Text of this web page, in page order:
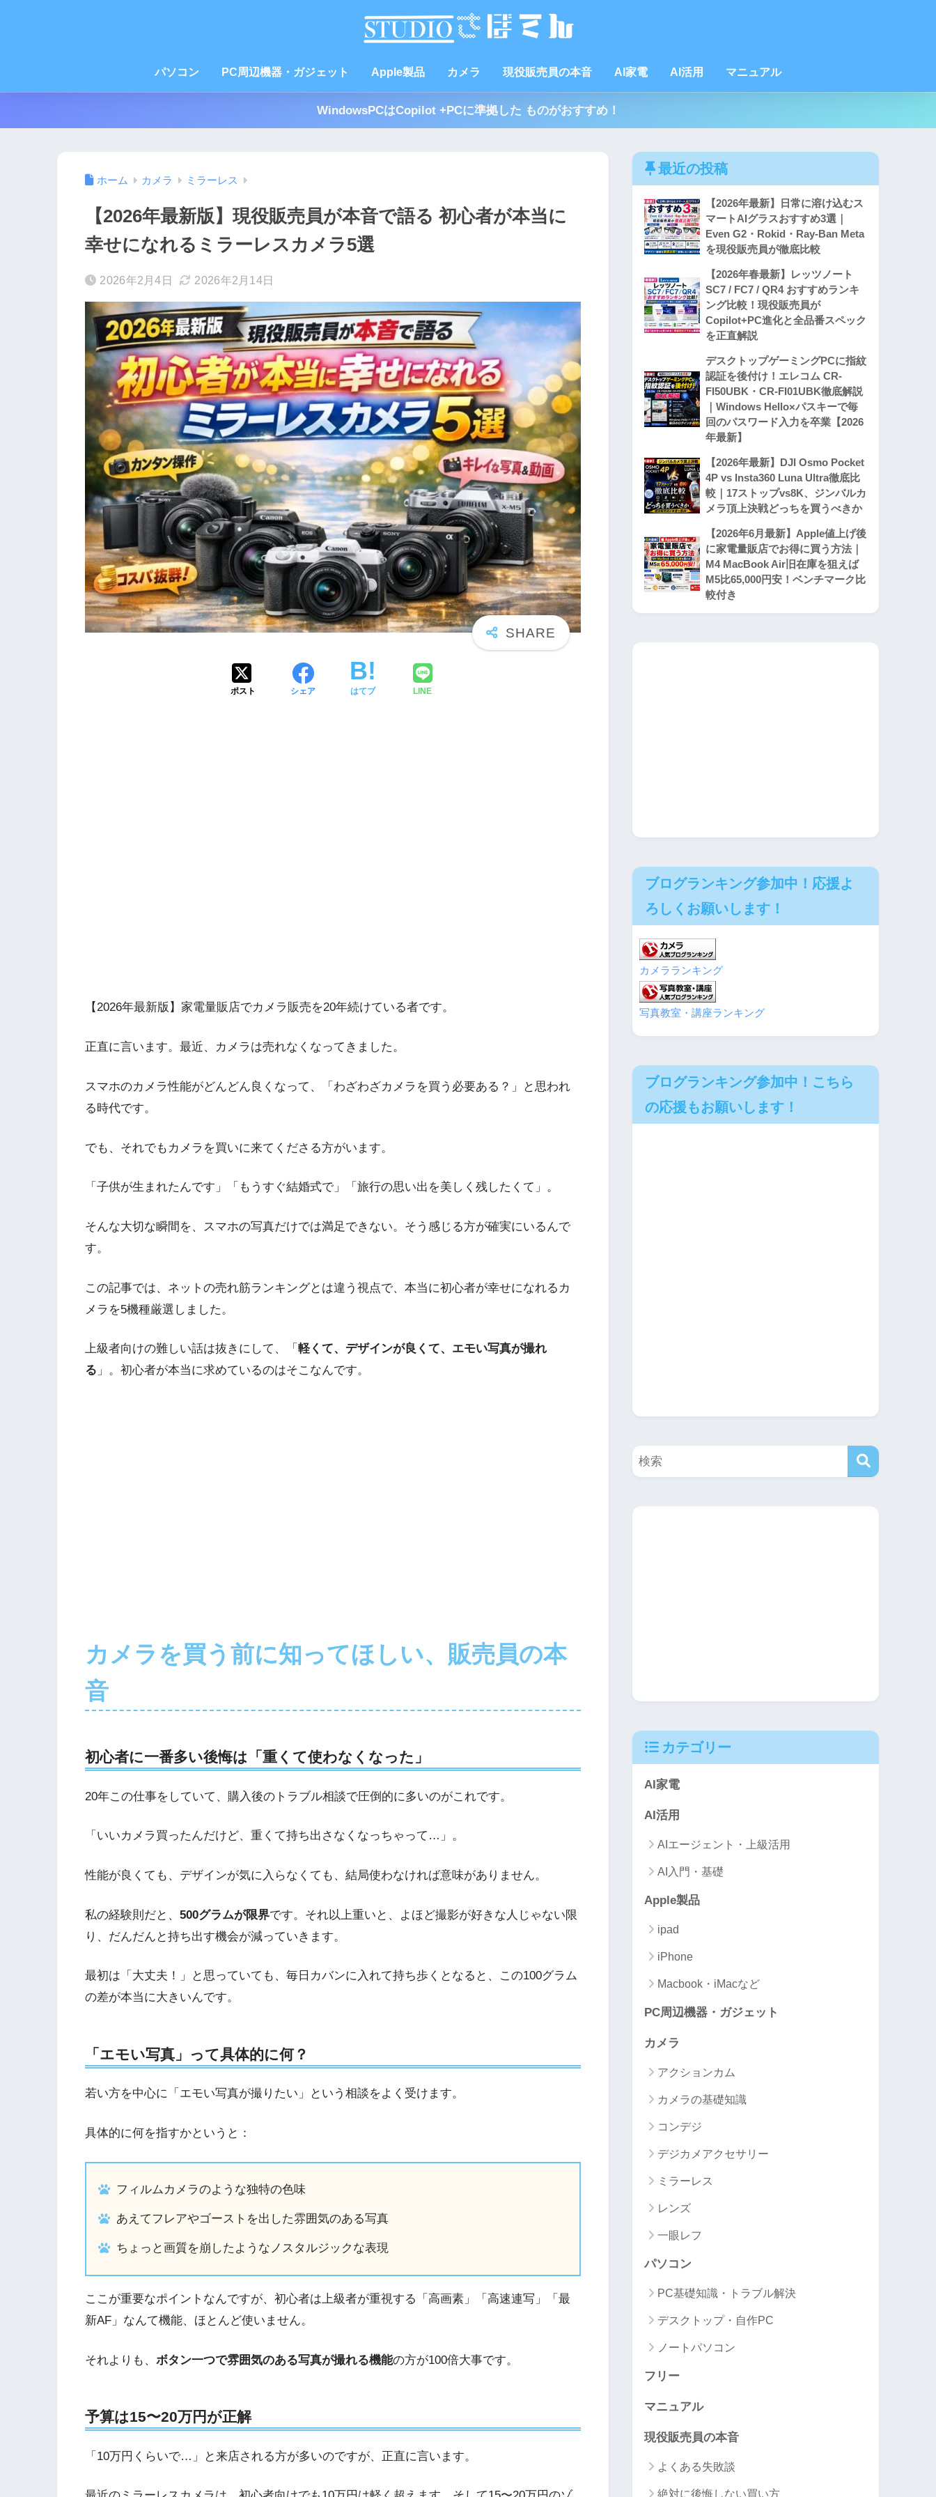
パソコン PC周辺機器・ガジェット Apple製品 カメラ 現役販売員の本音 AI家電 AI活用 マニュアル
WindowsPCはCopilot +PCに準拠した ものがおすすめ！
ホーム カメラ ミラーレス
【2026年最新版】現役販売員が本音で語る 初心者が本当に
幸せになれるミラーレスカメラ5選
2026年2月4日 2026年2月14日
ポスト シェア はてブ LINE
【2026年最新版】家電量販店でカメラ販売を20年続けている者です。
正直に言います。最近、カメラは売れなくなってきました。
スマホのカメラ性能がどんどん良くなって、「わざわざカメラを買う必要ある？」と思われ
る時代です。
でも、それでもカメラを買いに来てくださる方がいます。
「子供が生まれたんです」「もうすぐ結婚式で」「旅行の思い出を美しく残したくて」。
そんな大切な瞬間を、スマホの写真だけでは満足できない。そう感じる方が確実にいるんで
す。
この記事では、ネットの売れ筋ランキングとは違う視点で、本当に初心者が幸せになれるカ
メラを5機種厳選しました。
上級者向けの難しい話は抜きにして、「 軽くて、デザインが良くて、エモい写真が撮れ
る 」。初心者が本当に求めているのはそこなんです。
カメラを買う前に知ってほしい、販売員の本
音
初心者に一番多い後悔は「重くて使わなくなった」
20年この仕事をしていて、購入後のトラブル相談で圧倒的に多いのがこれです。
「いいカメラ買ったんだけど、重くて持ち出さなくなっちゃって…」。
性能が良くても、デザインが気に入らなくても、結局使わなければ意味がありません。
私の経験則だと、 500グラムが限界です。それ以上重いと、よほど撮影が好きな人じゃない限
り、だんだんと持ち出す機会が減っていきます。
最初は「大丈夫！」と思っていても、毎日カバンに入れて持ち歩くとなると、この100グラム
の差が本当に大きいんです。
「エモい写真」って具体的に何？
若い方を中心に「エモい写真が撮りたい」という相談をよく受けます。
具体的に何を指すかというと：
フィルムカメラのような独特の色味
あえてフレアやゴーストを出した雰囲気のある写真
ちょっと画質を崩したようなノスタルジックな表現
ここが重要なポイントなんですが、初心者は上級者が重視する「高画素」「高速連写」「最
新AF」なんて機能、ほとんど使いません。
それよりも、 ボタン一つで雰囲気のある写真が撮れる機能の方が100倍大事です。
予算は15〜20万円が正解
「10万円くらいで…」と来店される方が多いのですが、正直に言います。
最近の投稿
【2026年最新】日常に溶け込むス
マートAIグラスおすすめ3選｜
Even G2・Rokid・Ray-Ban Meta
を現役販売員が徹底比較
【2026年春最新】レッツノート
SC7 / FC7 / QR4 おすすめランキ
ング比較！現役販売員が
Copilot+PC進化と全品番スペック
を正直解説
デスクトップゲーミングPCに指紋
認証を後付け！エレコム CR-
FI50UBK・CR-FI01UBK徹底解説
｜Windows Hello×パスキーで毎
回のパスワード入力を卒業【2026
年最新】
【2026年最新】DJI Osmo Pocket
4P vs Insta360 Luna Ultra徹底比
較｜17ストップvs8K、ジンバルカ
メラ頂上決戦どっちを買うべきか
【2026年6月最新】Apple値上げ後
に家電量販店でお得に買う方法｜
M4 MacBook Air旧在庫を狙えば
M5比65,000円安！ベンチマーク比
較付き
ブログランキング参加中！応援よ
ろしくお願いします！
カメラランキング
写真教室・講座ランキング
ブログランキング参加中！こちら
の応援もお願いします！
カテゴリー
AI家電
AI活用
AIエージェント・上級活用
AI入門・基礎
Apple製品
ipad
iPhone
Macbook・iMacなど
PC周辺機器・ガジェット
カメラ
アクションカム
カメラの基礎知識
コンデジ
デジカメアクセサリー
ミラーレス
レンズ
一眼レフ
パソコン
PC基礎知識・トラブル解決
デスクトップ・自作PC
ノートパソコン
フリー
マニュアル
現役販売員の本音
よくある失敗談
絶対に後悔しない買い方